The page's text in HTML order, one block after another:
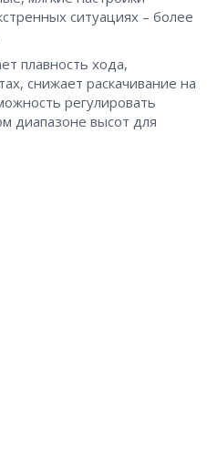
ситуациях – более
плавность хода,
снижает раскачивание на
регулировать
диапазоне высот для